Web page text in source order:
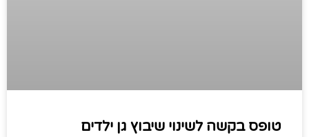
טופס בקשה לשינוי שיבוץ גן ילדים